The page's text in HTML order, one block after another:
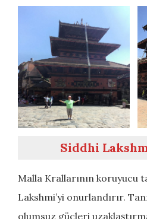
Siddhi
Malla Krallarının koruyucu
Lakshmi’yi onurlandırır.
olumsuz güçleri